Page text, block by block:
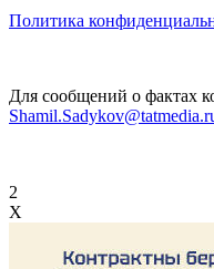
Политика
Для сообщений о фактах
2
X